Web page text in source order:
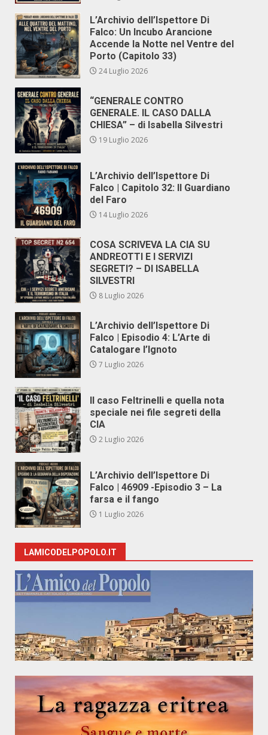
L’Archivio dell’Ispettore Di
Falco: Un Incubo Arancione
Accende la Notte nel Ventre del
Porto (Capitolo 33)
24 Luglio 2026
“GENERALE CONTRO
GENERALE. IL CASO DALLA
CHIESA” – di Isabella Silvestri
19 Luglio 2026
L’Archivio dell’Ispettore Di
Falco | Capitolo 32: Il Guardiano
del Faro
14 Luglio 2026
COSA SCRIVEVA LA CIA SU
ANDREOTTI E I SERVIZI
SEGRETI? – DI ISABELLA
SILVESTRI
8 Luglio 2026
L’Archivio dell’Ispettore Di
Falco | Episodio 4: L’Arte di
Catalogare l’Ignoto
7 Luglio 2026
Il caso Feltrinelli e quella nota
speciale nei file segreti della
CIA
2 Luglio 2026
L’Archivio dell’Ispettore Di
Falco | 46909 -Episodio 3 – La
farsa e il fango
1 Luglio 2026
LAMICODELPOPOLO.IT